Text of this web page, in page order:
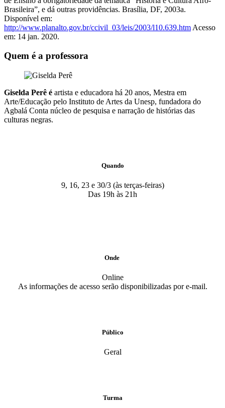
Brasileira”, e dá outras providências. Brasília, DF, 2003a.
Disponível em:
http://www.planalto.gov.br/ccivil_03/leis/2003/l10.639.htm Acesso
em: 14 jan. 2020.
Quem é a professora
Giselda Perê é artista e educadora há 20 anos, Mestra em
Arte/Educação pelo Instituto de Artes da Unesp, fundadora do
Agbalá Conta núcleo de pesquisa e narração de histórias das
culturas negras.
Quando
9, 16, 23 e 30/3 (às terças-feiras)
Das 19h às 21h
Onde
Online
As informações de acesso serão disponibilizadas por e-mail.
Público
Geral
Turma